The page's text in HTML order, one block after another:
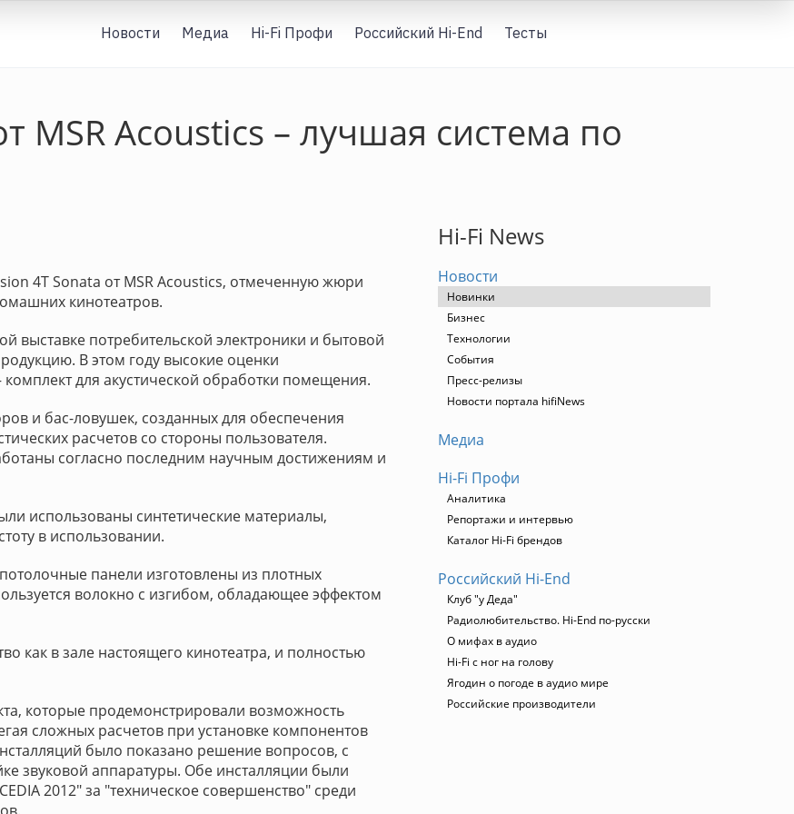
Новости Медиа Hi-Fi Профи Российский Hi-End Тесты
MSR Acoustics – лучшая система по
4T Sonata от MSR Acoustics, отмеченную жюри
кинотеатров.
выставке потребительской электроники и бытовой
В этом году высокие оценки
для акустической обработки помещения.
и бас-ловушек, созданных для обеспечения
расчетов со стороны пользователя.
согласно последним научным достижениям и
использованы синтетические материалы,
в использовании.
панели изготовлены из плотных
волокно с изгибом, обладающее эффектом
как в зале настоящего кинотеатра, и полностью
которые продемонстрировали возможность
сложных расчетов при установке компонентов
было показано решение вопросов, с
звуковой аппаратуры. Обе инсталляции были
2012" за "техническое совершенство" среди
Hi-Fi News
Новости
Новинки
Бизнес
Технологии
События
Пресс-релизы
Новости портала hifiNews
Медиа
Hi-Fi Профи
Аналитика
Репортажи и интервью
Каталог Hi-Fi брендов
Российский Hi-End
Клуб "у Деда"
Радиолюбительство. Hi-End по-русски
О мифах в аудио
Hi-Fi с ног на голову
Ягодин о погоде в аудио мире
Российские производители